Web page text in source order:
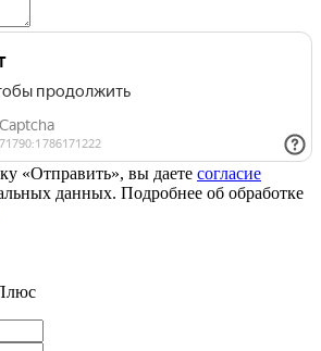
«Отправить», вы даете согласие
данных. Подробнее об обработке